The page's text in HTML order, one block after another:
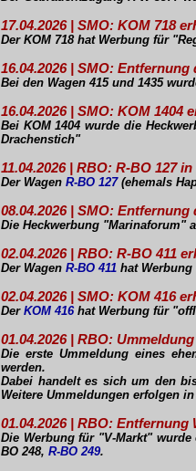
17.04.2026 | SMO: KOM 718
Der KOM 718 hat Werbung für
16.04.2026 | SMO:
Bei den Wagen 415 und 1435
16.04.2026 | SMO: KOM 1404
Bei KOM 1404 wurde die
Drachenstich"
11.04.2026 | RBO: R-BO 127
Der Wagen R-BO 127(ehemals
08.04.2026 | SMO:
Die Heckwerbung "Marinaforum"
02.04.2026 | RBO: R-BO 411
Der Wagen R-BO 411 hat
02.04.2026 | SMO: KOM 416
Der KOM 416hat Werbung für
01.04.2026 | RBO:
Die erste Ummeldung eines
werden.
Dabei handelt es sich um den
Weitere Ummeldungen erfolgen
01.04.2026 | RBO:
Die Werbung für "V-Markt"
BO 248, R-BO 249.